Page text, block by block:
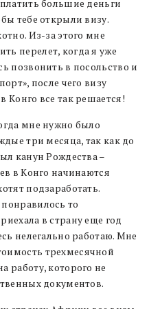
большие деньги
тебе открыли визу.
Из-за этого мне
перелет, когда я уже
позвонить в посольство и
после чего визу
все так решается!
мне нужно было
три месяца, так как до
канун Рождества –
в Конго начинаются
подзаработать.
то
в страну еще год
нелегально работаю. Мне
трехмесячной
работу, которого не
документов.